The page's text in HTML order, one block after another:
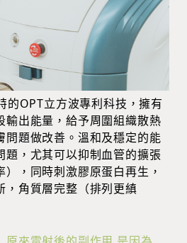
的OPT立方波專利科技，擁有
輸出能量，給予周圍組織散熱
問題做改善。溫和及穩定的能
題，尤其可以抑制血管的擴張
），同時刺激膠原蛋白再生，
，角質層完整（排列更縝